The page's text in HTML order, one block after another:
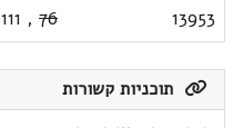
13953
76
,
111
תוכניות קשורות